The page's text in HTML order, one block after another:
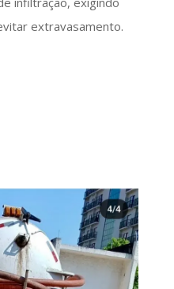
extravasamento.